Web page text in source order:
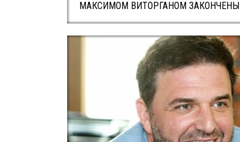
МАКСИМОМ ВИТОРГАНОМ ЗАКОНЧЕНЫ